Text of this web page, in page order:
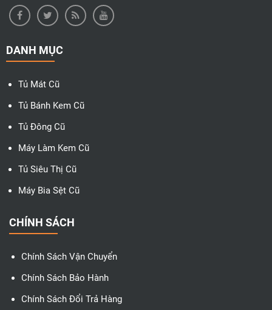
DANH MỤC
Tủ Mát Cũ
Tủ Bánh Kem Cũ
Tủ Đông Cũ
Máy Làm Kem Cũ
Tủ Siêu Thị Cũ
Máy Bia Sệt Cũ
CHÍNH SÁCH
Chính Sách Vận Chuyển
Chính Sách Bảo Hành
Chính Sách Đổi Trả Hàng